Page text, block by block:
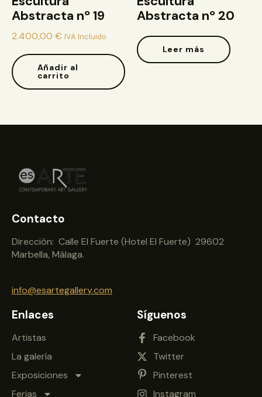
Abstracta nº 19
2.400,00 € IVA Incluido
Añadir al
carrito
Abstracta nº 20
Leer más
Contacto
Dirección: Calle El Fuerte (Hotel El Fuerte) 29602
Marbella, Málaga.
info@esartegallery.com
Enlaces
Artistas
La galería
Exposiciones
Ferias
Síguenos
Facebook
Twitter
Pinterest
Instagram